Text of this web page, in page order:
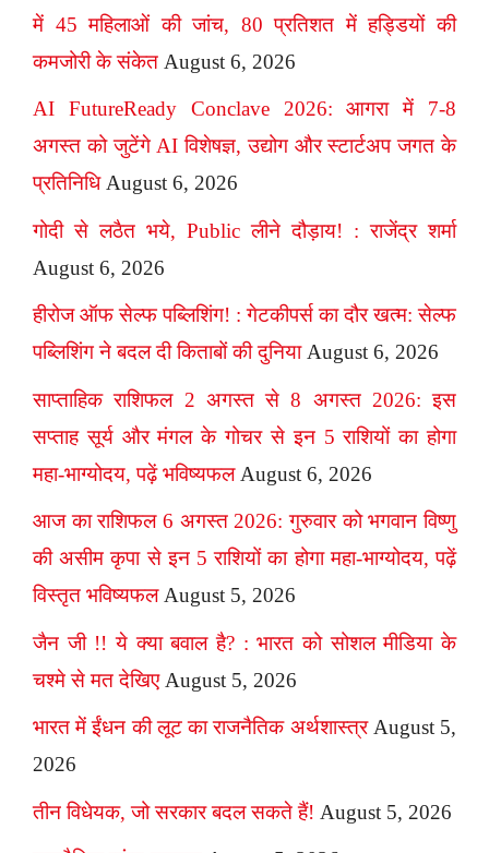
में 45 महिलाओं की जांच, 80 प्रतिशत में हड्डियों की
कमजोरी के संकेत August 6, 2026
AI FutureReady Conclave 2026: आगरा में 7-8
अगस्त को जुटेंगे AI विशेषज्ञ, उद्योग और स्टार्टअप जगत के
प्रतिनिधि August 6, 2026
गोदी से लठैत भये, Public लीने दौड़ाय! : राजेंद्र शर्मा
August 6, 2026
हीरोज ऑफ सेल्फ पब्लिशिंग! : गेटकीपर्स का दौर खत्म: सेल्फ
पब्लिशिंग ने बदल दी किताबों की दुनिया August 6, 2026
साप्ताहिक राशिफल 2 अगस्त से 8 अगस्त 2026: इस
सप्ताह सूर्य और मंगल के गोचर से इन 5 राशियों का होगा
महा-भाग्योदय, पढ़ें भविष्यफल August 6, 2026
आज का राशिफल 6 अगस्त 2026: गुरुवार को भगवान विष्णु
की असीम कृपा से इन 5 राशियों का होगा महा-भाग्योदय, पढ़ें
विस्तृत भविष्यफल August 5, 2026
जैन जी !! ये क्या बवाल है? : भारत को सोशल मीडिया के
चश्मे से मत देखिए August 5, 2026
भारत में ईंधन की लूट का राजनैतिक अर्थशास्त्र August 5,
2026
तीन विधेयक, जो सरकार बदल सकते हैं! August 5, 2026